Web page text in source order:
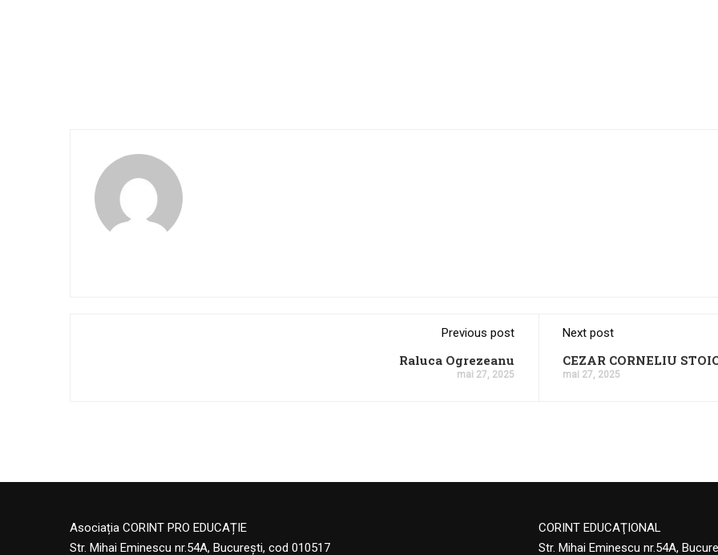
Previous post
Raluca Ogrezeanu
mai 27, 2025
Next post
CEZAR CORNELIU
mai 27, 2025
Asociația CORINT PRO EDUCAȚIE
Str. Mihai Eminescu nr.54A, București, cod 010517
CORINT EDUCAŢIONAL
Str. Mihai Eminescu nr.54A,